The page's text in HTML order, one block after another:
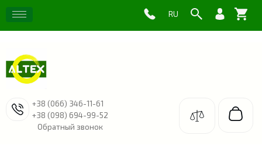
+38 (066) 346-11-61
+38 (098) 694-99-52
Обратный звонок